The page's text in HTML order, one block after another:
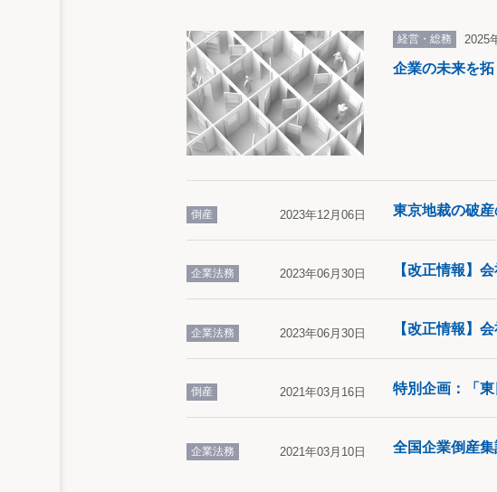
経営・総務 2025
企業の未来を
倒産 2023年12月06日 東京地裁の破
企業法務 2023年06月30日
企業法務 2023年06月30日
倒産 2021年03月16日 特別企画：「東
企業法務 2021年03月10日 全国企業倒産